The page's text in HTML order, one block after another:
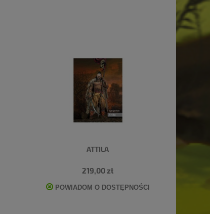
ATTILA
219,00 zł
POWIADOM O DOSTĘPNOŚCI